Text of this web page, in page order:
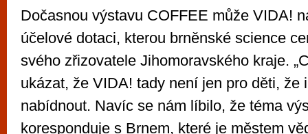
Dočasnou výstavu COFFEE může VIDA!
účelové dotaci, kterou brněnské science
svého zřizovatele Jihomoravského kraje.
ukázat, že VIDA! tady není jen pro děti, že
nabídnout. Navíc se nám líbilo, že téma
koresponduje s Brnem, které je městem